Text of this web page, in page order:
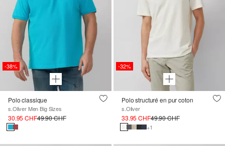
-38%
Polo classique
s.Oliver Men Big Sizes
30.95 CHF49.90 CHF
-32%
Polo structuré en pur coton
s.Oliver
33.95 CHF49.90 CHF
+1